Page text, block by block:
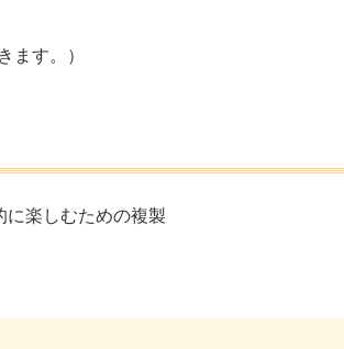
ます。）
に楽しむための複製